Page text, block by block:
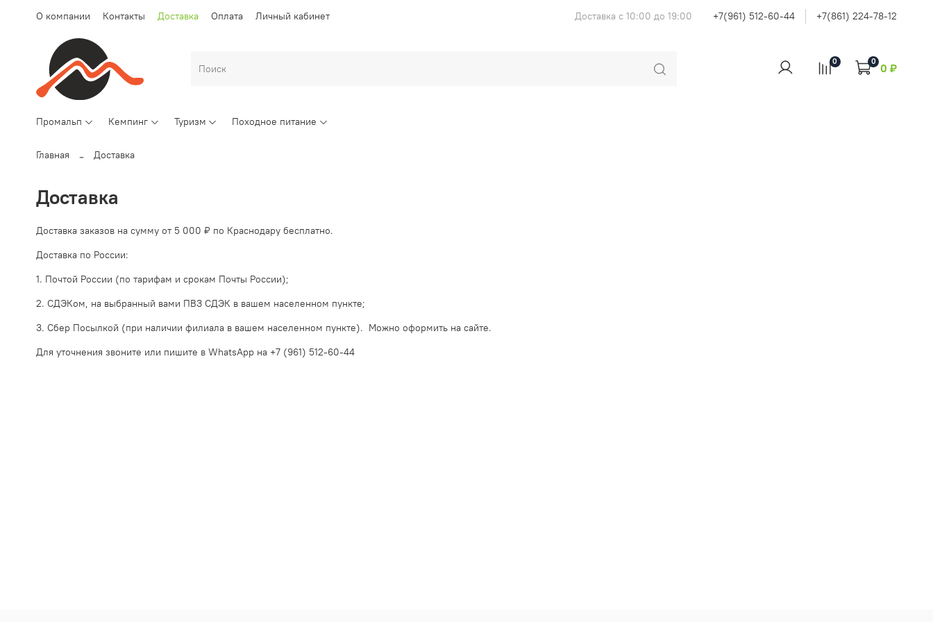
О компании Контакты Доставка Оплата Личный кабинет Доставка с 10:00 до 19:00 +7(961) 512-60-44 +7(861) 224-78-12
0 0 0 ₽
Промальп Кемпинг Туризм Походное питание
Главная Доставка
Доставка
Доставка заказов на сумму от 5 000 ₽ по Краснодару бесплатно.
Доставка по России:
1. Почтой России (по тарифам и срокам Почты России);
2. СДЭКом, на выбранный вами ПВЗ СДЭК в вашем населенном пункте;
3. Сбер Посылкой (при наличии филиала в вашем населенном пункте). Можно оформить на сайте.
Для уточнения звоните или пишите в WhatsApp на +7 (961) 512-60-44